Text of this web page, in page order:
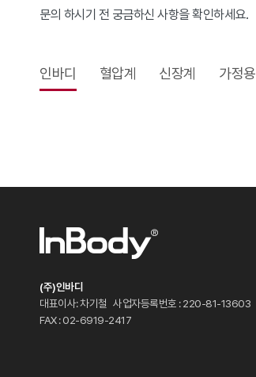
문의 하시기 전 궁금하신 사항을 확인하세요.
인바디 혈압계 신장계 가정용
(주)인바디
대표이사: 차기철 사업자등록번호 : 220-81-13603
FAX : 02-6919-2417